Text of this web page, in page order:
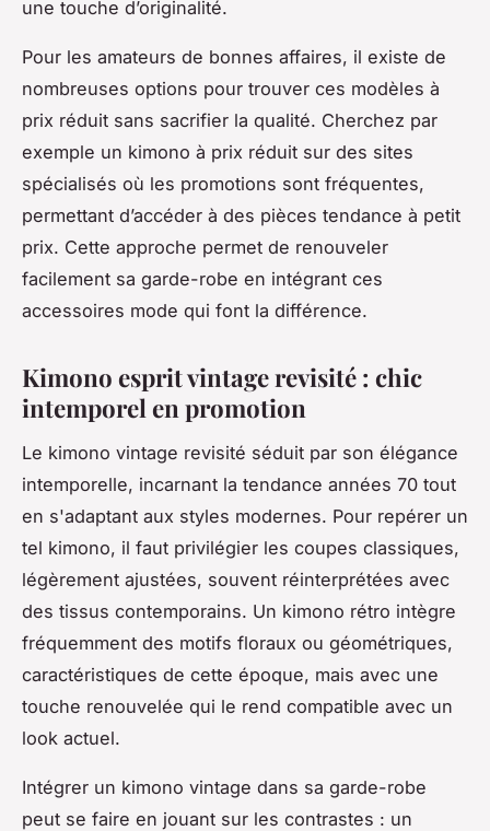
une touche d’originalité.
Pour les amateurs de bonnes affaires, il existe de
nombreuses options pour trouver ces modèles à
prix réduit sans sacrifier la qualité. Cherchez par
exemple un kimono à prix réduit sur des sites
spécialisés où les promotions sont fréquentes,
permettant d’accéder à des pièces tendance à petit
prix. Cette approche permet de renouveler
facilement sa garde-robe en intégrant ces
accessoires mode qui font la différence.
Kimono esprit vintage revisité : chic
intemporel en promotion
Le kimono vintage revisité séduit par son élégance
intemporelle, incarnant la tendance années 70 tout
en s'adaptant aux styles modernes. Pour repérer un
tel kimono, il faut privilégier les coupes classiques,
légèrement ajustées, souvent réinterprétées avec
des tissus contemporains. Un kimono rétro intègre
fréquemment des motifs floraux ou géométriques,
caractéristiques de cette époque, mais avec une
touche renouvelée qui le rend compatible avec un
look actuel.
Intégrer un kimono vintage dans sa garde-robe
peut se faire en jouant sur les contrastes : un